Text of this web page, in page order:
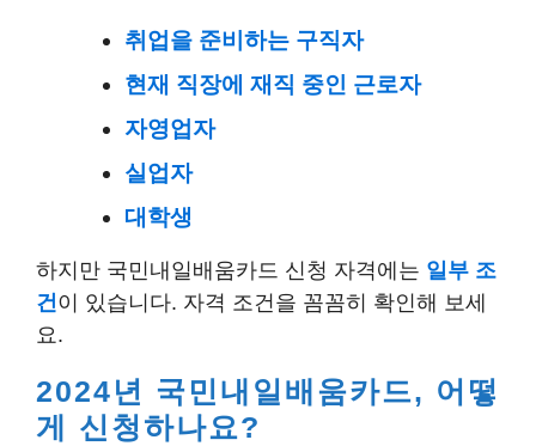
취업을 준비하는 구직자
현재 직장에 재직 중인 근로자
자영업자
실업자
대학생
하지만 국민내일배움카드 신청 자격에는 일부 조
건이 있습니다. 자격 조건을 꼼꼼히 확인해 보세
요.
2024년 국민내일배움카드, 어떻
게 신청하나요?